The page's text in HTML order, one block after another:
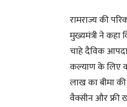
रामराज्य की
मुख्यमंत्री ने कहा
चाहे दैविक
कल्याण के लिए
लाख का बीमा
वैक्सीन और फ्री